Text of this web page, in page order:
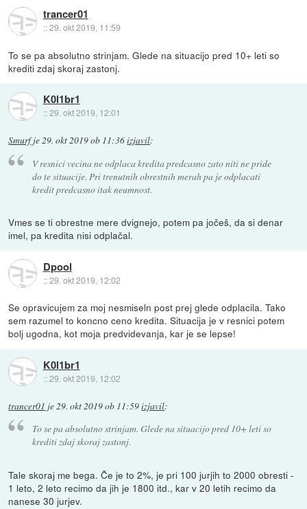
trancer01
::29. okt 2019, 11:59
To se pa absolutno strinjam. Glede na situacijo pred 10+ leti so
krediti zdaj skoraj zastonj.
K0l1br1
::29. okt 2019, 12:01
Smurfje29. okt 2019 ob 11:36izjavil:
V resnici vecina ne odplaca kredita predcasno zato niti ne pride
do te situacije. Pri trenutnih obrestnih merah pa je odplacati
kredit predcasno itak neumnost.
Vmes se ti obrestne mere dvignejo, potem pa jočeš, da si denar
imel, pa kredita nisi odplačal.
Dpool
::29. okt 2019, 12:02
Se opravicujem za moj nesmiseln post prej glede odplacila. Tako
sem razumel to koncno ceno kredita. Situacija je v resnici potem
bolj ugodna, kot moja predvidevanja, kar je se lepse!
K0l1br1
::29. okt 2019, 12:02
trancer01 je 29. okt 2019 ob 11:59izjavil:
To se pa absolutno strinjam. Glede na situacijo pred 10+ leti so
krediti zdaj skoraj zastonj.
Tale skoraj me bega. Če je to 2%, je pri 100 jurjih to 2000 obresti -
1 leto, 2 leto recimo da jih je 1800 itd., kar v 20 letih recimo da
nanese 30 jurjev.